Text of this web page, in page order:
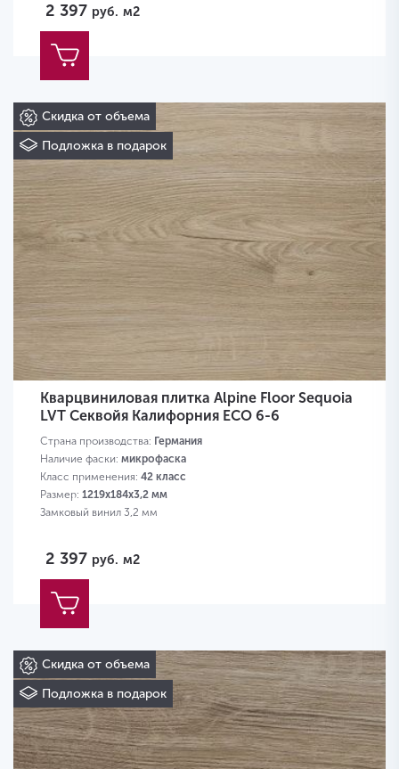
2 397 руб. м2
Скидка от объема
Подложка в подарок
Кварцвиниловая плитка Alpine Floor Sequoia
LVT Секвойя Калифорния ECO 6-6
Страна производства: Германия
Наличие фаски: микрофаска
Класс применения: 42 класс
Размер: 1219х184х3,2 мм
Замковый винил 3,2 мм
2 397 руб. м2
Скидка от объема
Подложка в подарок